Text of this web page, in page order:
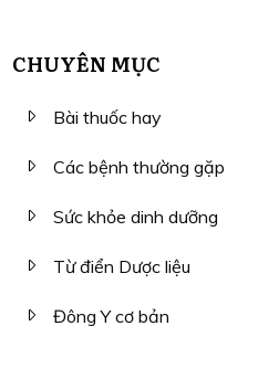
CHUYÊN MỤC
Bài thuốc hay
Các bệnh thường gặp
Sức khỏe dinh dưỡng
Từ điển Dược liệu
Đông Y cơ bản